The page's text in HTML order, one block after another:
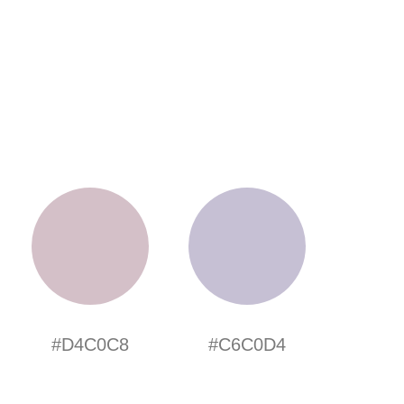
#D4C0C8 #C6C0D4